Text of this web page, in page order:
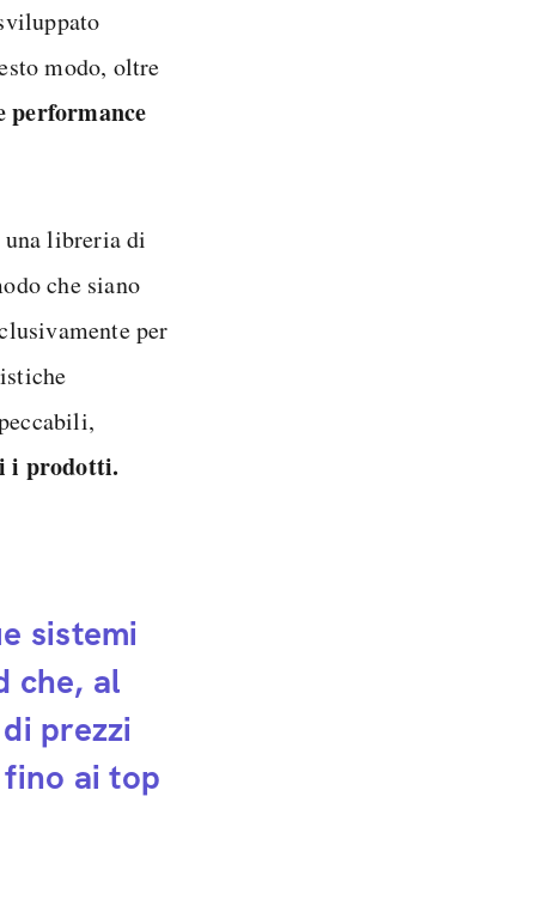
modo, oltre
performance
una libreria di
che siano
per
i prodotti.
sistemi
che, al
prezzi
ai top